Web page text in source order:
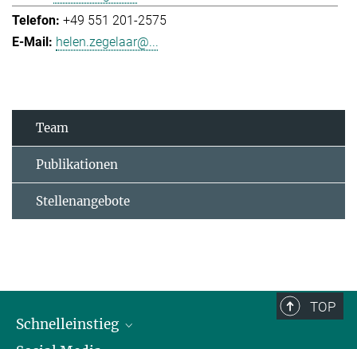
+49 551 201-2575
helen.zegelaar@...
Team
Publikationen
Stellenangebote
TOP
Schnelleinstieg